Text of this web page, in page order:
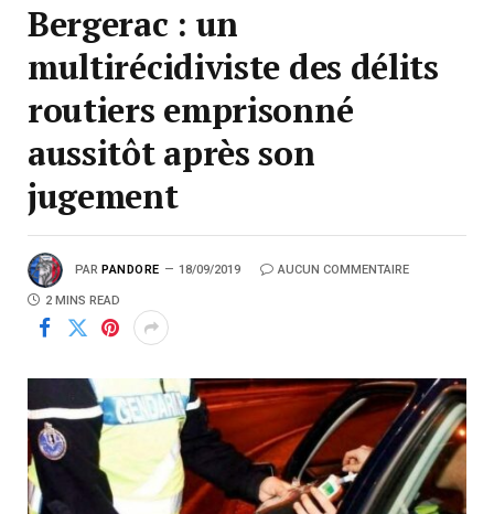
Bergerac : un
multirécidiviste des délits
routiers emprisonné
aussitôt après son
jugement
PAR PANDORE 18/09/2019 AUCUN COMMENTAIRE
2 MINS READ